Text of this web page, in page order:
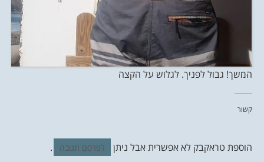
המשך! גבול לפניך. לגלוש על הקצה
קשור
הוספת טראקבק לא אפשרית אבל ניתן לפרסם תגובה .